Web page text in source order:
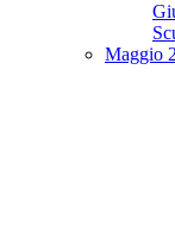
Maggio